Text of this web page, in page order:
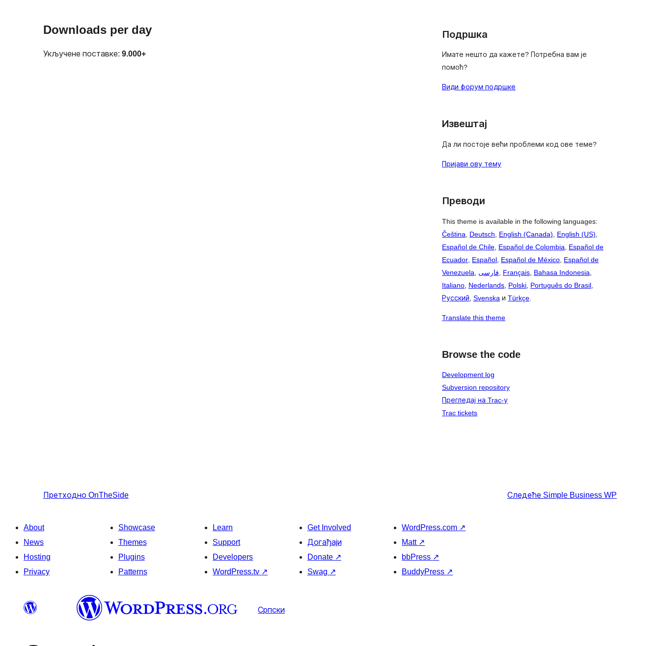
Downloads per day
Укључене поставке: 9.000+
Подршка
Имате нешто да кажете? Потребна вам је
помоћ?
Види форум подршке
Извештај
Да ли постоје већи проблеми код ове теме?
Пријави ову тему
Преводи
This theme is available in the following languages:
Čeština
Deutsch English (Canada) English (US)
Español de Chile Español de Colombia
Español de
Ecuador Español Español de México Español de
Venezuela
فارسی Français Bahasa Indonesia
Italiano Nederlands Polski Português do Brasil
Русский Svenska и Türkçe
Translate this theme
Browse the code
Development log
Subversion repository
Прегледај на Trac-у
Trac tickets
Претходно OnTheSide Следеће Simple Business WP
About
News
Hosting
Privacy
Showcase
Themes
Plugins
Patterns
Learn
Support
Developers
WordPress.tv ↗
Get Involved
Догађаји
Donate ↗
Swag ↗
WordPress.com ↗
Matt ↗
bbPress ↗
BuddyPress ↗
Српски